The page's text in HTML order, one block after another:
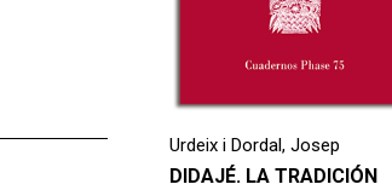
Urdeix i Dordal, Josep
DIDAJÉ. LA TRADICIÓN